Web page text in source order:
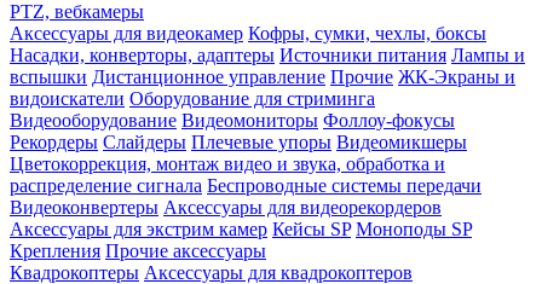
PTZ, вебкамеры
Аксессуары для видеокамер Кофры, сумки, чехлы, боксы
Насадки, конверторы, адаптеры Источники питания Лампы и
вспышки Дистанционное управление Прочие ЖК-Экраны и
видоискатели Оборудование для стриминга
Видеооборудование Видеомониторы Фоллоу-фокусы
Рекордеры Слайдеры Плечевые упоры Видеомикшеры
Цветокоррекция, монтаж видео и звука, обработка и
распределение сигнала Беспроводные системы передачи
Видеоконвертеры Аксессуары для видеорекордеров
Аксессуары для экстрим камер Кейсы SP Моноподы SP
Крепления Прочие аксессуары
Квадрокоптеры Аксессуары для квадрокоптеров